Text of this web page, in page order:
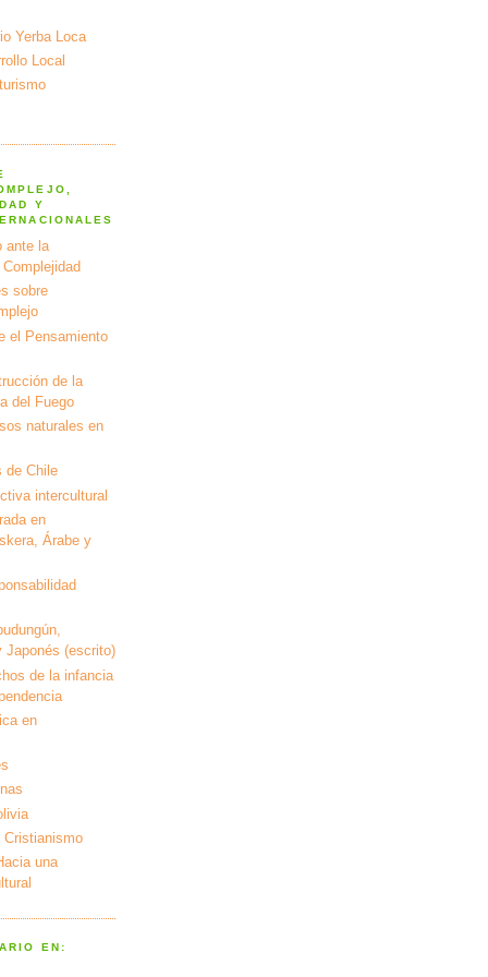
Yerba Loca
Local
Y
ante la
sobre
el Pensamiento
de la
del Fuego
naturales en
de Chile
intercultural
en
Árabe y
Japonés (escrito)
de la infancia
en
Cristianismo
una
EN: